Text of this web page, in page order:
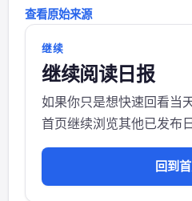
不对称下对时机把握的失误。
@WSJ（《华尔街日报》）
偏向中立客观，但常以“机构/
查看原始来源
继续
继续阅读日报
如果你只是想快速回看当
首页继续浏览其他已发布日
回到